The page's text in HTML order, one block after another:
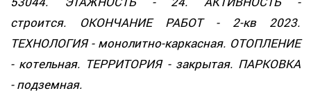
строится. ОКОНЧАНИЕ РАБОТ - 2-кв 2023.
ТЕХНОЛОГИЯ - монолитно-каркасная. ОТОПЛЕНИЕ
- котельная. ТЕРРИТОРИЯ - закрытая. ПАРКОВКА
- подземная.